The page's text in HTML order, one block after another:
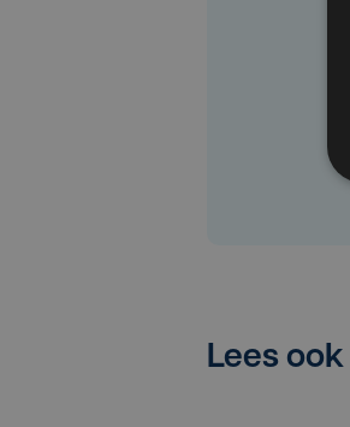
Lees ook